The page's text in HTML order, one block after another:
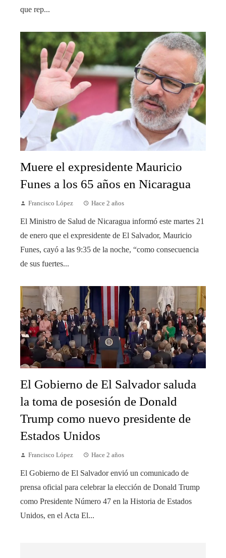
que rep...
Muere el expresidente Mauricio
Funes a los 65 años en Nicaragua
Francisco López Hace 2 años
El Ministro de Salud de Nicaragua informó este martes 21
de enero que el expresidente de El Salvador, Mauricio
Funes, cayó a las 9:35 de la noche, “como consecuencia
de sus fuertes...
El Gobierno de El Salvador saluda
la toma de posesión de Donald
Trump como nuevo presidente de
Estados Unidos
Francisco López Hace 2 años
El Gobierno de El Salvador envió un comunicado de
prensa oficial para celebrar la elección de Donald Trump
como Presidente Número 47 en la Historia de Estados
Unidos, en el Acta El...